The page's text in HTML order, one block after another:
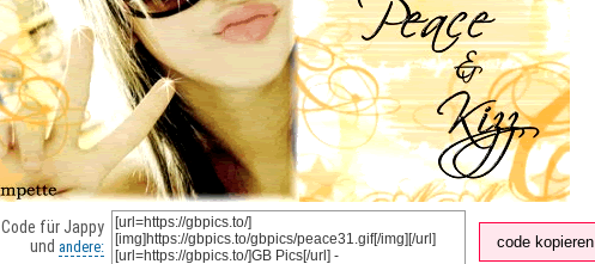
Code für Jappy
und andere: code kopieren